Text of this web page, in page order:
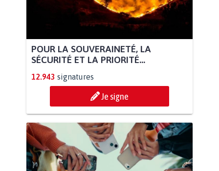
POUR LA SOUVERAINETÉ, LA
SÉCURITÉ ET LA PRIORITÉ...
12.943 signatures
Je signe